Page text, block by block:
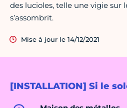
[INSTALLATION] Si le
des lucioles, telle une vigie sur
s’assombrit.
Mise à jour le 14/12/2021